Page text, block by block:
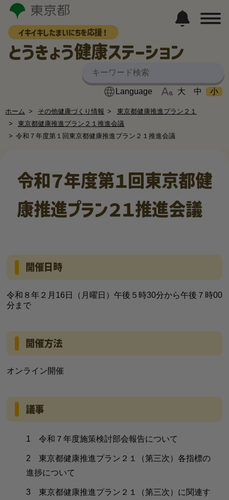
イキイキしたまいにちを応援！
とうきょう健康ステーション
大 中 小
ホーム その他健康づくり情報
東京都健康推進プラン２１
東京都健康推進プラン２１推進会議
令和７年度第１回東京都健康推進プラン２１推進会議
令和７年度第１回東京都健
康推進プラン２１推進会議
開催日時
令和８年２月16日（月曜日）午後５時30分から午後７時00
分まで
開催方法
オンライン開催
議事
1 令和７年度施策検討部会報告について
2 東京都健康推進プラン２１（第三次）各指標の
進捗について
3 東京都健康推進プラン２１（第三次）に関連す